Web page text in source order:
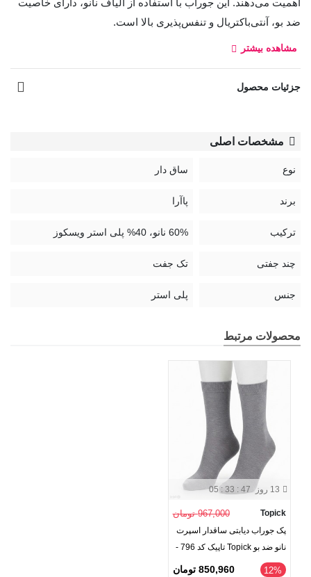
اهمیت می‌دهند. این جوراب با استفاده از الیاف نانو، دارای خاصیت
ضد بو، آنتی‌باکتریال و تنفس‌پذیری بالا است.
طراحی ساقدار آن، محافظت بیشتری از مچ و ساق پا فراهم کرده و
برای استفاده روزانه، محل کار یا فعالیت‌های ورزشی ایده‌آل است.
مشاهده بیشتر
جزئیات محصول
مشخصات اصلی
نوع ساق دار
برند پاآرا
ترکیب 60% نانو، 40% پلی استر ویسکوز
چند جفتی تک جفت
جنس پلی استر
محصولات مرتبط
13 روز 05 : 33 : 47
Topick 967,000 تومان
پک جوراب دیابتی ساقدار اسپرت
نانو ضد بو Topick تاپیک کد 796 -
بسته 2 جفتی
‎12% 850,960 تومان